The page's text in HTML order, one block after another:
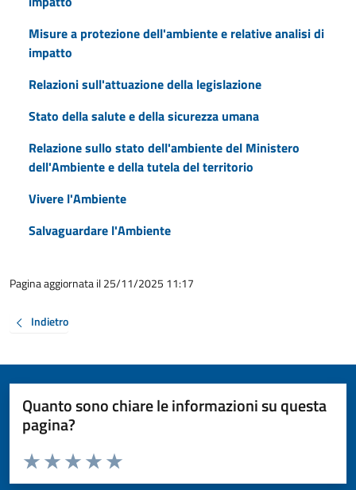
Misure a protezione dell'ambiente e relative analisi di
impatto
Relazioni sull'attuazione della legislazione
Stato della salute e della sicurezza umana
Relazione sullo stato dell'ambiente del Ministero
dell'Ambiente e della tutela del territorio
Vivere l'Ambiente
Salvaguardare l'Ambiente
Pagina aggiornata il 25/11/2025 11:17
Indietro
Quanto sono chiare le informazioni su questa
pagina?
Valuta da 1 a 5 stelle la pagina
Valuta 5 stelle su 5
Valuta 4 stelle su 5
Valuta 3 stelle su 5
Valuta 2 stelle su 5
Valuta 1 stelle su 5